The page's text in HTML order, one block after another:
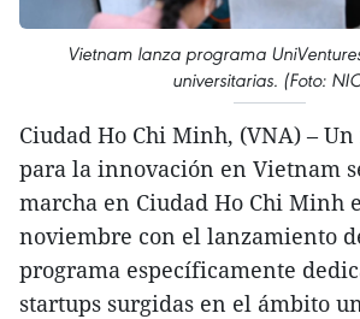
Vietnam lanza programa
universitarias. (Foto:
Ciudad Ho Chi Minh, (VNA) –
para la innovación en Vietnam
marcha en Ciudad Ho Chi Minh
noviembre con el lanzamiento
programa específicamente
startups surgidas en el ámbito